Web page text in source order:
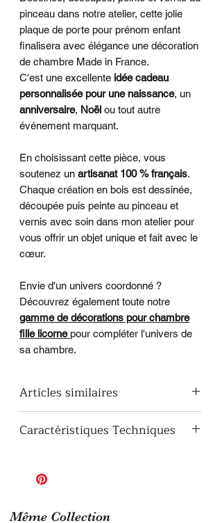
pinceau dans notre atelier, cette jolie
plaque de porte pour prénom enfant
finalisera avec élégance une décoration
de chambre Made in France.
C'est une excellente idée cadeau
personnalisée pour une naissance, un
anniversaire, Noël ou tout autre
événement marquant.
En choisissant cette pièce, vous
soutenez un artisanat 100 % français.
Chaque création en bois est dessinée,
découpée puis peinte au pinceau et
vernis avec soin dans mon atelier pour
vous offrir un objet unique et fait avec le
cœur.
Envie d'un univers coordonné ?
Découvrez également toute notre
gamme de décorations pour chambre
fille licornepour compléter l'univers de
sa chambre.
Articles similaires
fille sur le thème Licorne
Caractéristiques Techniques
qualité, léger et résistant
Dimensions :
Finition :Peinte entièrement à la
Même Collection